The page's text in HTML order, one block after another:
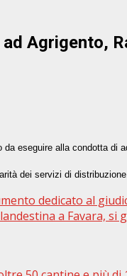
Agrigento,
eseguire alla condotta di
dei servizi di
dedicato al
a Favara, si